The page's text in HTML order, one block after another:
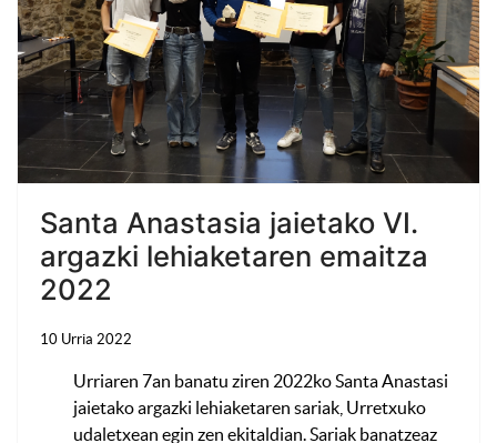
Santa Anastasia jaietako VI.
argazki lehiaketaren emaitza
2022
10 Urria 2022
Urriaren 7an banatu ziren 2022ko Santa Anastasi
jaietako argazki lehiaketaren sariak, Urretxuko
udaletxean egin zen ekitaldian. Sariak banatzeaz